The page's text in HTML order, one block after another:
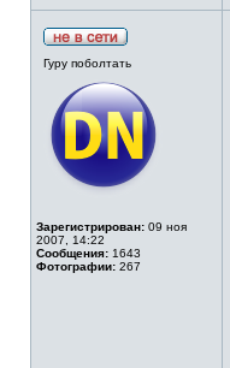
Гуру поболтать
Зарегистрирован: 09 ноя
2007, 14:22
Сообщения: 1643
Фотографии: 267